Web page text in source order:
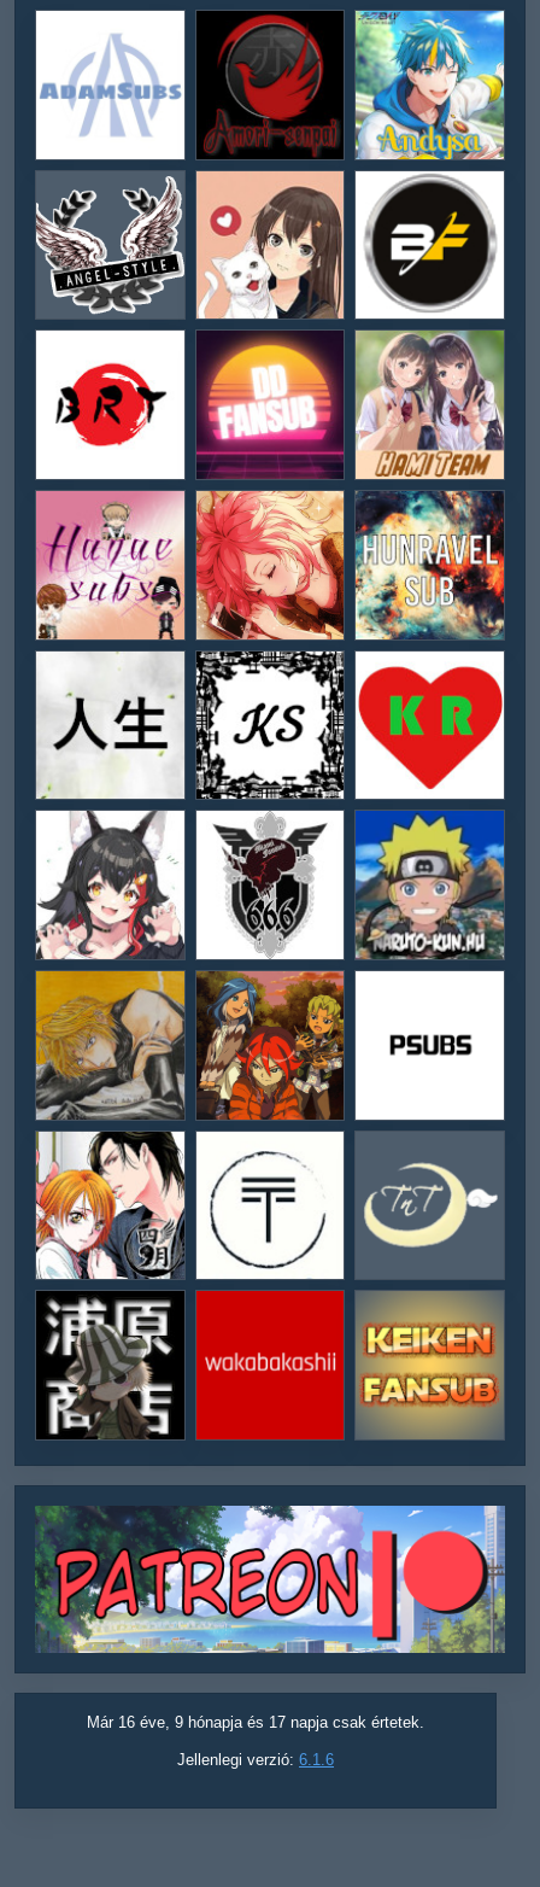
Már 16 éve, 9 hónapja és 17 napja csak értetek.
Jellenlegi verzió: 6.1.6